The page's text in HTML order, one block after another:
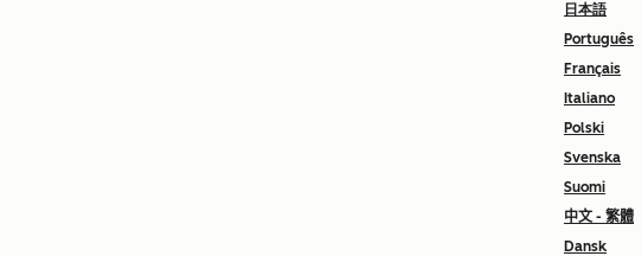
日本語
Português
Français
Italiano
Polski
Svenska
Suomi
中文 - 繁體
Dansk